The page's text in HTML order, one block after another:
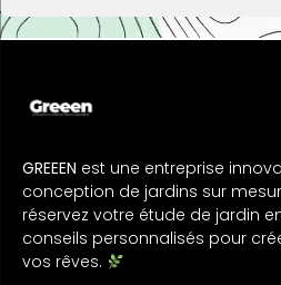
GREEEN est une entreprise
conception de jardins sur
réservez votre étude de jardin
conseils personnalisés pour
vos rêves.